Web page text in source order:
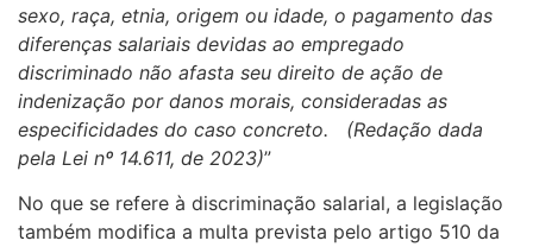
sexo, raça, etnia, origem ou idade, o pagamento das
diferenças salariais devidas ao empregado
discriminado não afasta seu direito de ação de
indenização por danos morais, consideradas as
especificidades do caso concreto. (Redação dada
pela Lei nº 14.611, de 2023)”
No que se refere à discriminação salarial, a legislação
também modifica a multa prevista pelo artigo 510 da